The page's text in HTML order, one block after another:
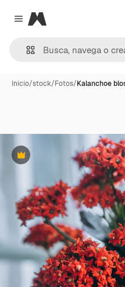
Close menu
Magnific
Inicio/stock/Fotos/Kalanchoe
Premium